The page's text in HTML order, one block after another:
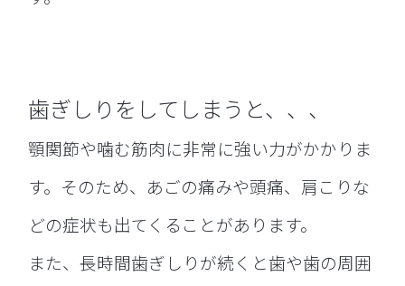
歯ぎしりをしてしまうと、、、
顎関節や噛む筋肉に非常に強い力がかかりま
す。そのため、あごの痛みや頭痛、肩こりな
どの症状も出てくることがあります。
また、長時間歯ぎしりが続くと歯や歯の周囲